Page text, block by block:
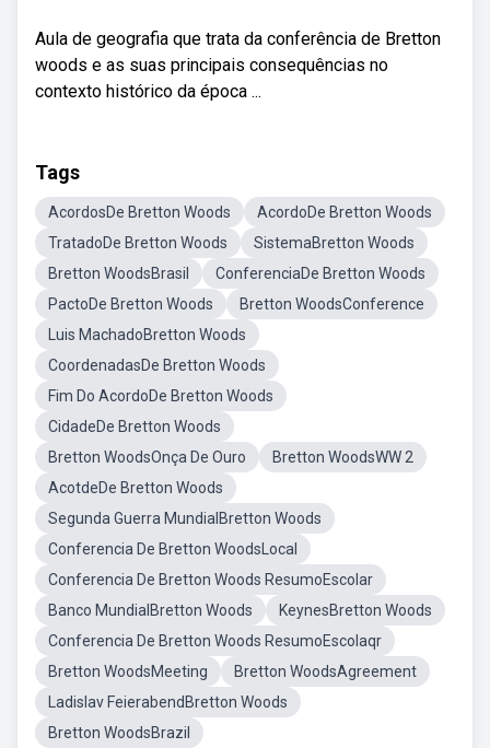
Aula de geografia que trata da conferência de Bretton
woods e as suas principais consequências no
contexto histórico da época ...
Tags
AcordosDe Bretton Woods
AcordoDe Bretton Woods
TratadoDe Bretton Woods
SistemaBretton Woods
Bretton WoodsBrasil
ConferenciaDe Bretton Woods
PactoDe Bretton Woods
Bretton WoodsConference
Luis MachadoBretton Woods
CoordenadasDe Bretton Woods
Fim Do AcordoDe Bretton Woods
CidadeDe Bretton Woods
Bretton WoodsOnça De Ouro
Bretton WoodsWW 2
AcotdeDe Bretton Woods
Segunda Guerra MundialBretton Woods
Conferencia De Bretton WoodsLocal
Conferencia De Bretton Woods ResumoEscolar
Banco MundialBretton Woods
KeynesBretton Woods
Conferencia De Bretton Woods ResumoEscolaqr
Bretton WoodsMeeting
Bretton WoodsAgreement
Ladislav FeierabendBretton Woods
Bretton WoodsBrazil